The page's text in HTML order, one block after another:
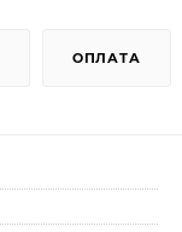
ОПЛАТА